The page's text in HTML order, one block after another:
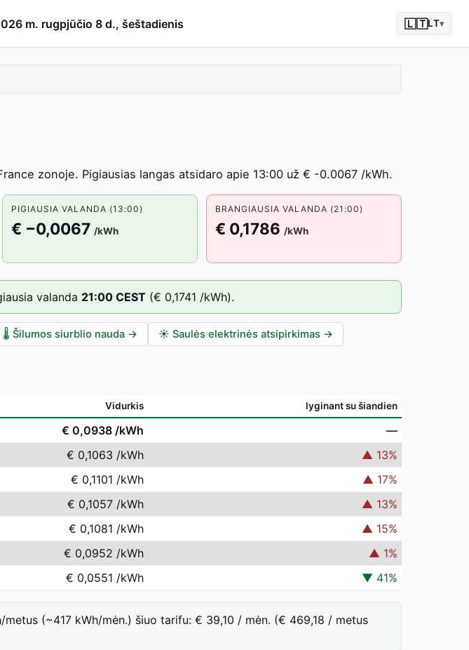
m. rugpjūčio 8 d., šeštadienis 🇱🇹LT▾
zonoje. Pigiausias langas atsidaro apie 13:00 už € -0.0067 /kWh.
PIGIAUSIA VALANDA (13:00)
€ −0,0067 /kWh
BRANGIAUSIA VALANDA (21:00)
€ 0,1786 /kWh
valanda 21:00 CEST (€ 0,1741 /kWh).
🌡️ Šilumos siurblio nauda → ☀️ Saulės elektrinės atsipirkimas →
Vidurkis lyginant su šiandien
€ 0,0938 /kWh
—
€ 0,1063 /kWh ▲ 13%
€ 0,1101 /kWh ▲ 17%
€ 0,1057 /kWh ▲ 13%
€ 0,1081 /kWh ▲ 15%
€ 0,0952 /kWh ▲ 1%
€ 0,0551 /kWh ▼ 41%
(~417 kWh/mėn.) šiuo tarifu: € 39,10 / mėn. (€ 469,18 / metus